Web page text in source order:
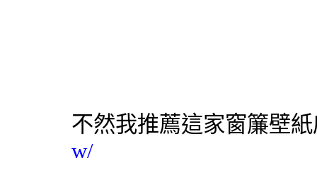
不然我推薦這家窗簾壁紙
w/